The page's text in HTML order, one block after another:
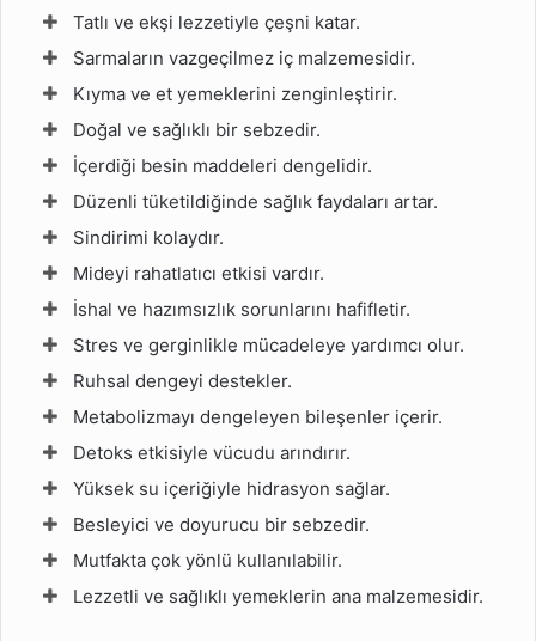
Tatlı ve ekşi lezzetiyle çeşni katar.
Sarmaların vazgeçilmez iç malzemesidir.
Kıyma ve et yemeklerini zenginleştirir.
Doğal ve sağlıklı bir sebzedir.
İçerdiği besin maddeleri dengelidir.
Düzenli tüketildiğinde sağlık faydaları artar.
Sindirimi kolaydır.
Mideyi rahatlatıcı etkisi vardır.
İshal ve hazımsızlık sorunlarını hafifletir.
Stres ve gerginlikle mücadeleye yardımcı olur.
Ruhsal dengeyi destekler.
Metabolizmayı dengeleyen bileşenler içerir.
Detoks etkisiyle vücudu arındırır.
Yüksek su içeriğiyle hidrasyon sağlar.
Besleyici ve doyurucu bir sebzedir.
Mutfakta çok yönlü kullanılabilir.
Lezzetli ve sağlıklı yemeklerin ana malzemesidir.